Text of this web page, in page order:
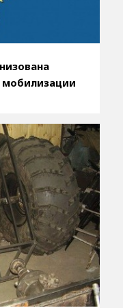
мобилизации